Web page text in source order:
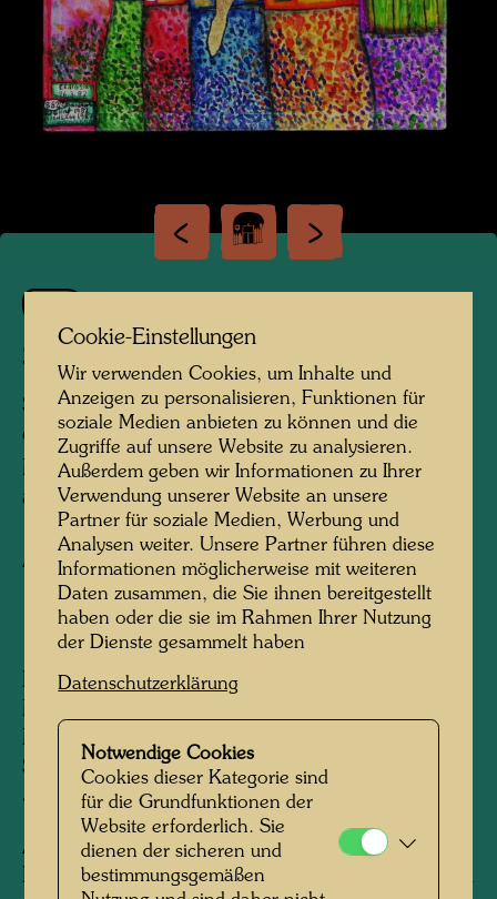
SNAIL HOUSES
SCHNECKENHÄUSER
ehemals: DIE TRENNUNG DER SINNE
MAISONS ESCARGOT
autrefois: DIVISIONS DE SENS
Aquarell
1987
Painted in Waikare, N. Z., in Craig's hut,
March 26, 1982 - Bangkok, May - Chiang
Mai, June 1982 - Hahnsäge, October 1987 -
Signed Hahnsäge, December 14, 1987
520 mm x 370 mm
Aquarell auf Papier (50 x 36 cm), grundiert mit
Kreide, Zinkweiß und PV, aufgeklebt auf Leinen
Cookie-Einstellungen
Wir verwenden Cookies, um Inhalte und
Anzeigen zu personalisieren, Funktionen für
soziale Medien anbieten zu können und die
Zugriffe auf unsere Website zu analysieren.
Außerdem geben wir Informationen zu Ihrer
Verwendung unserer Website an unsere
Partner für soziale Medien, Werbung und
Analysen weiter. Unsere Partner führen diese
Informationen möglicherweise mit weiteren
Daten zusammen, die Sie ihnen bereitgestellt
haben oder die sie im Rahmen Ihrer Nutzung
der Dienste gesammelt haben
Datenschutzerklärung
Notwendige Cookies
Cookies dieser Kategorie sind
für die Grundfunktionen der
Website erforderlich. Sie
dienen der sicheren und
bestimmungsgemäßen